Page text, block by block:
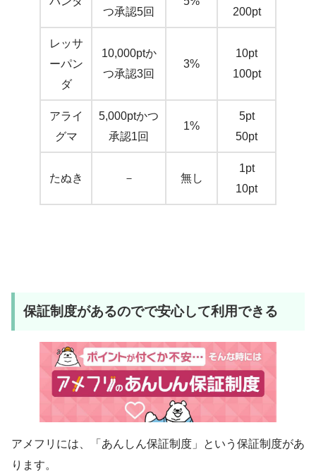
つ承認5回
200pt
レッサ
ーパン
ダ
10,000ptか
つ承認3回
3%
10pt
100pt
アライ
グマ
5,000ptかつ
承認1回
1%
5pt
50pt
たぬき － 無し
1pt
10pt
保証制度があるのでで安心して利用できる
アメフリには、「あんしん保証制度」という保証制度があ
ります。